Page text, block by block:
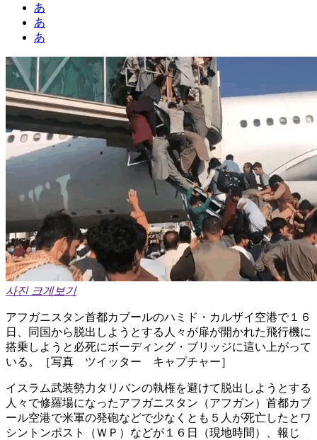
あ
あ
あ
사진 크게보기
アフガニスタン首都カブールのハミド・カルザイ空港で１６
日、同国から脱出しようとする人々が扉が開かれた飛行機に
搭乗しようと必死にボーディング・ブリッジに這い上がって
いる。［写真 ツイッター キャプチャー］
イスラム武装勢力タリバンの執権を避けて脱出しようとする
人々で修羅場になったアフガニスタン（アフガン）首都カブ
ール空港で米軍の発砲などで少なくとも５人が死亡したとワ
シントンポスト（ＷＰ）などが１６日（現地時間）、報じ